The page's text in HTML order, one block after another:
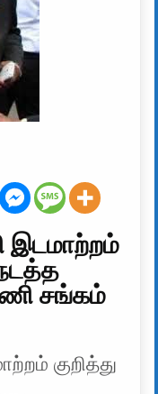
இடமாற்றம்
சங்கம்
குறித்து